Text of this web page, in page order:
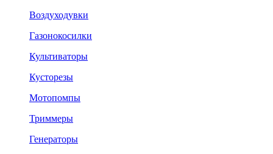
Воздуходувки
Газонокосилки
Культиваторы
Кусторезы
Мотопомпы
Триммеры
Генераторы